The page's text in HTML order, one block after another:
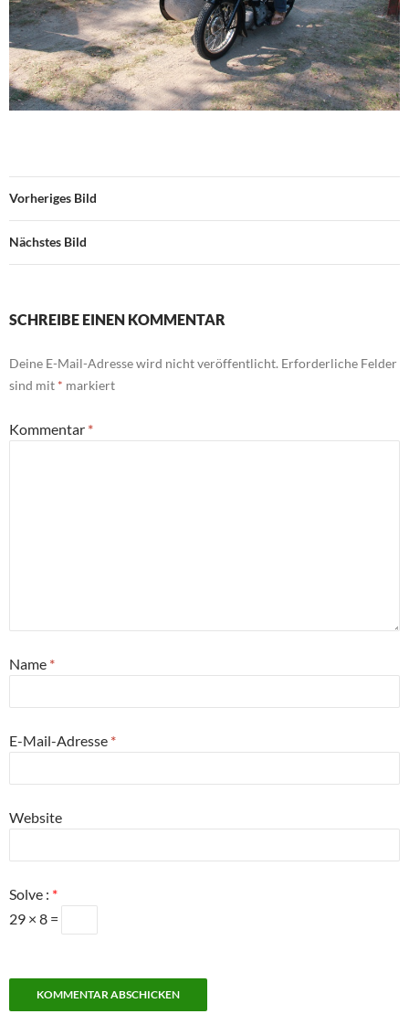
Vorheriges Bild
Nächstes Bild
SCHREIBE EINEN KOMMENTAR
Deine E-Mail-Adresse wird nicht veröffentlicht. Erforderliche Felder
sind mit * markiert
Kommentar *
Name *
E-Mail-Adresse *
Website
Solve : *
29 × 8 =